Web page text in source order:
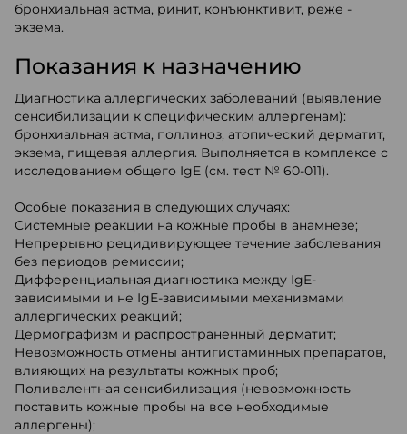
бронхиальная астма, ринит, конъюнктивит, реже -
экзема.
Показания к назначению
Диагностика аллергических заболеваний (выявление
сенсибилизации к специфическим аллергенам):
бронхиальная астма, поллиноз, атопический дерматит,
экзема, пищевая аллергия. Выполняется в комплексе с
исследованием общего IgE (см. тест № 60-011).
Особые показания в следующих случаях:
Системные реакции на кожные пробы в анамнезе;
Непрерывно рецидивирующее течение заболевания
без периодов ремиссии;
Дифференциальная диагностика между IgE-
зависимыми и не IgE-зависимыми механизмами
аллергических реакций;
Дермографизм и распространенный дерматит;
Невозможность отмены антигистаминных препаратов,
влияющих на результаты кожных проб;
Поливалентная сенсибилизация (невозможность
поставить кожные пробы на все необходимые
аллергены);